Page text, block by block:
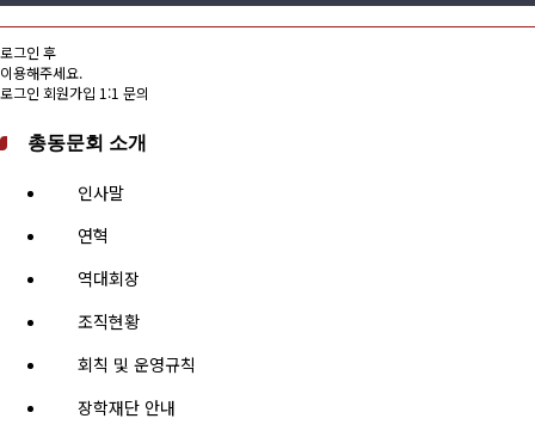
로그인 후
이용해주세요.
로그인 회원가입 1:1 문의
총동문회 소개
인사말
연혁
역대회장
조직현황
회칙 및 운영규칙
장학재단 안내